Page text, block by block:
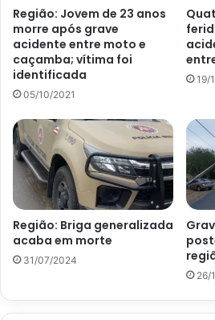
Região: Jovem de 23 anos
morre após grave
acidente entre moto e
caçamba; vítima foi
identificada
05/10/2021
19/
Região: Briga generalizada
acaba em morte
31/07/2024
26/